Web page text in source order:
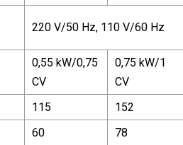
220 V/50 Hz, 110 V/60 Hz
0,55 kW/0,75
CV
0,75 kW/1
CV
115 152
60 78